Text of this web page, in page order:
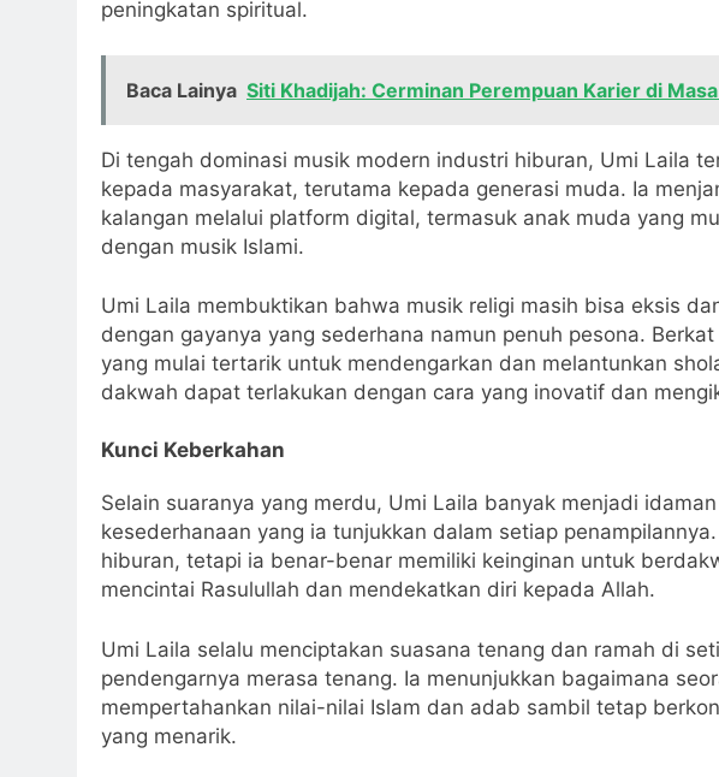
peningkatan spiritual.
Baca Lainya Siti Khadijah: Cerminan Perempuan Karier di
Di tengah dominasi musik modern industri hiburan, Umi Laila
kepada masyarakat, terutama kepada generasi muda. Ia
kalangan melalui platform digital, termasuk anak muda yang
dengan musik Islami.
Umi Laila membuktikan bahwa musik religi masih bisa eksis
dengan gayanya yang sederhana namun penuh pesona.
yang mulai tertarik untuk mendengarkan dan melantunkan
dakwah dapat terlakukan dengan cara yang inovatif dan
Kunci Keberkahan
Selain suaranya yang merdu, Umi Laila banyak menjadi
kesederhanaan yang ia tunjukkan dalam setiap
hiburan, tetapi ia benar-benar memiliki keinginan untuk
mencintai Rasulullah dan mendekatkan diri kepada Allah.
Umi Laila selalu menciptakan suasana tenang dan ramah di
pendengarnya merasa tenang. Ia menunjukkan bagaimana
mempertahankan nilai-nilai Islam dan adab sambil tetap
yang menarik.